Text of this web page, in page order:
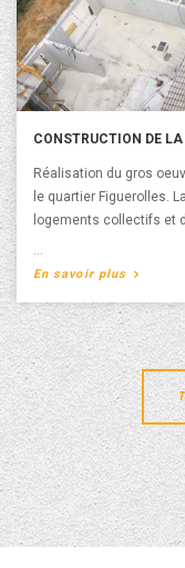
CONSTRUCTION DE
Réalisation du gros
le quartier Figuerolles.
logements collectifs et
Architecture. La
En savoir plus A